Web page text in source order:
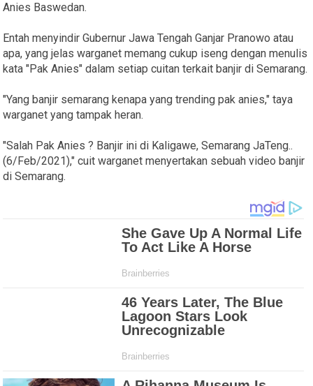
Anies Baswedan.
Entah menyindir Gubernur Jawa Tengah Ganjar Pranowo atau
apa, yang jelas warganet memang cukup iseng dengan menulis
kata "Pak Anies" dalam setiap cuitan terkait banjir di Semarang.
"Yang banjir semarang kenapa yang trending pak anies," taya
warganet yang tampak heran.
"Salah Pak Anies ? Banjir ini di Kaligawe, Semarang JaTeng..
(6/Feb/2021)," cuit warganet menyertakan sebuah video banjir
di Semarang.